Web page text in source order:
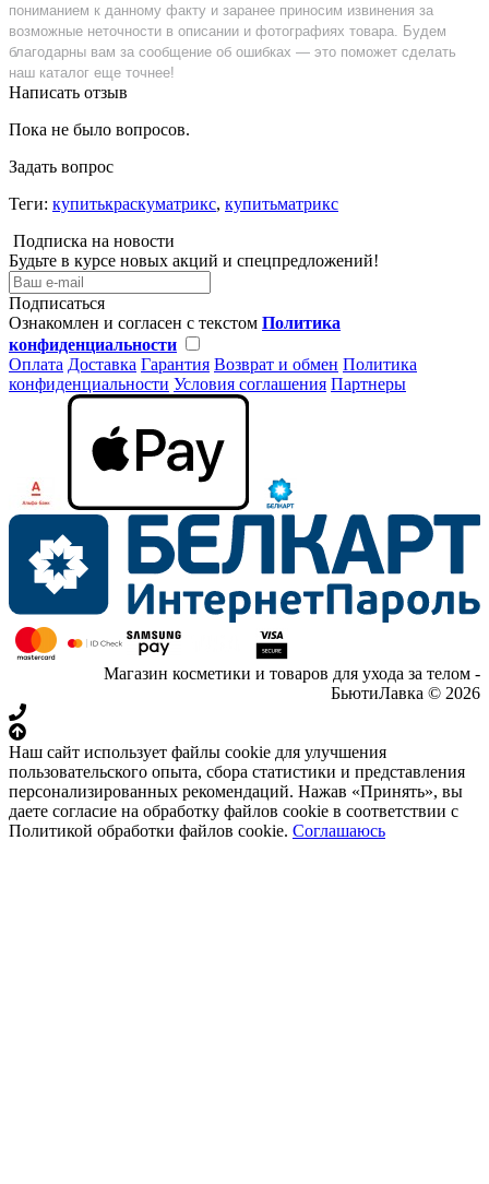
пониманием к данному факту и заранее приносим извинения за
возможные неточности в описании и фотографиях товара. Будем
благодарны вам за сообщение об ошибках — это поможет сделать
наш каталог еще точнее!
Написать отзыв
Пока не было вопросов.
Задать вопрос
Теги: купитькраскуматрикс, купитьматрикс
Подписка на новости
Будьте в курсе новых акций и спецпредложений!
Подписаться
Ознакомлен и согласен с текстом Политика
конфиденциальности
Оплата Доставка Гарантия Возврат и обмен Политика
конфиденциальности Условия соглашения Партнеры
Магазин косметики и товаров для ухода за телом -
БьютиЛавка © 2026
Наш сайт использует файлы cookie для улучшения
пользовательского опыта, сбора статистики и представления
персонализированных рекомендаций. Нажав «Принять», вы
даете согласие на обработку файлов cookie в соответствии с
Политикой обработки файлов cookie. Соглашаюсь